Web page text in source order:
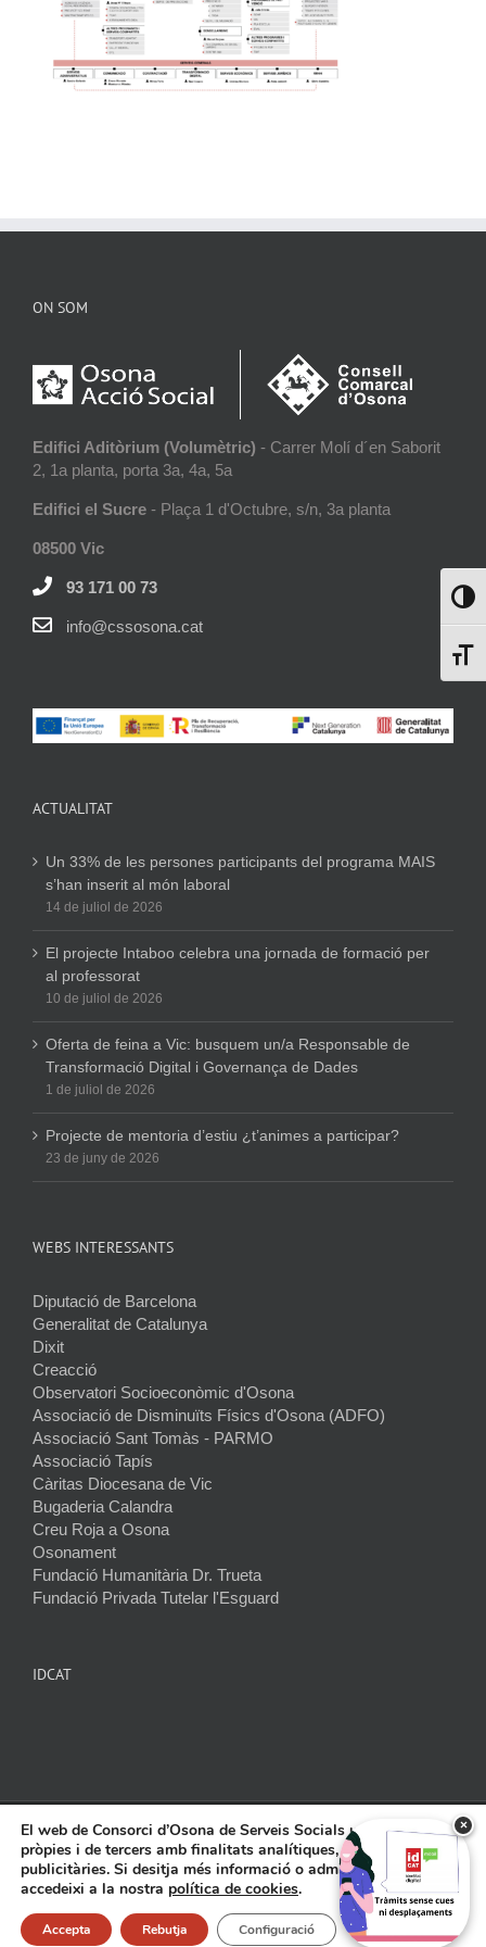
ON SOM
Edifici Aditòrium (Volumètric) - Carrer Molí d´en Saborit
2, 1a planta, porta 3a, 4a, 5a
Edifici el Sucre - Plaça 1 d'Octubre, s/n, 3a planta
08500 Vic
93 171 00 73
info@cssosona.cat
ACTUALITAT
Un 33% de les persones participants del programa MAIS
s’han inserit al món laboral
14 de juliol de 2026
El projecte Intaboo celebra una jornada de formació per
al professorat
10 de juliol de 2026
Oferta de feina a Vic: busquem un/a Responsable de
Transformació Digital i Governança de Dades
1 de juliol de 2026
Projecte de mentoria d’estiu ¿t’animes a participar?
23 de juny de 2026
WEBS INTERESSANTS
Diputació de Barcelona
Generalitat de Catalunya
Dixit
Creacció
Observatori Socioeconòmic d'Osona
Associació de Disminuïts Físics d'Osona (ADFO)
Associació Sant Tomàs - PARMO
Associació Tapís
Càritas Diocesana de Vic
Bugaderia Calandra
Creu Roja a Osona
Osonament
Fundació Humanitària Dr. Trueta
Fundació Privada Tutelar l'Esguard
IDCAT
×
2026 © Consorci Osona de Serveis Socials |Protecció de dades|Avís
legal |Política de cookies|RAT| Disseny, producció i programació
web:
Infoactiva't
Instagram
TwitterYouTube
El web de Consorci d’Osona de Serveis Socials utilitza cookies
pròpies i de tercers amb finalitats analítiques, tècniques,
publicitàries. Si desitja més informació o administrar-les
accedeixi a la nostra política de cookies.
Accepta Rebutja Configuració